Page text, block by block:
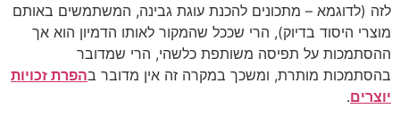
לזה (לדוגמא – מתכונים להכנת עוגת גבינה, המשתמשים באותם
מוצרי היסוד בדיוק), הרי שככל שהמקור לאותו הדמיון הוא אך
ההסתמכות על תפיסה משותפת כלשהי, הרי שמדובר
בהסתמכות מותרת, ומשכך במקרה זה אין מדובר בהפרת זכויות
יוצרים.